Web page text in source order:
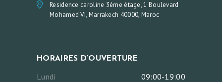
Residence caroline 3éme étage, 1 Boulevard
Mohamed VI, Marrakech 40000, Maroc
HORAIRES D’OUVERTURE
Lundi
09:00-19:00